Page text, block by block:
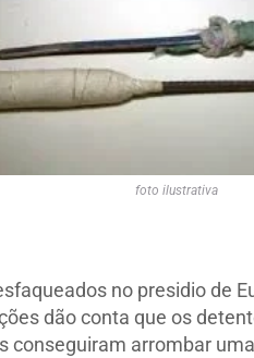
foto ilustrativa
no presidio de
dão conta que os
conseguiram arrombar